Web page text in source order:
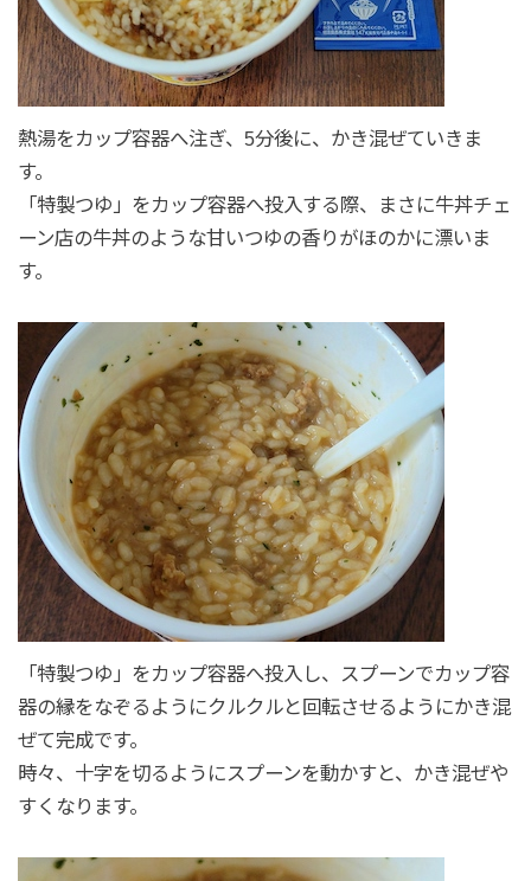
熱湯をカップ容器へ注ぎ、5分後に、かき混ぜていきま
す。
「特製つゆ」をカップ容器へ投入する際、まさに牛丼チェ
ーン店の牛丼のような甘いつゆの香りがほのかに漂いま
す。
「特製つゆ」をカップ容器へ投入し、スプーンでカップ容
器の縁をなぞるようにクルクルと回転させるようにかき混
ぜて完成です。
時々、十字を切るようにスプーンを動かすと、かき混ぜや
すくなります。